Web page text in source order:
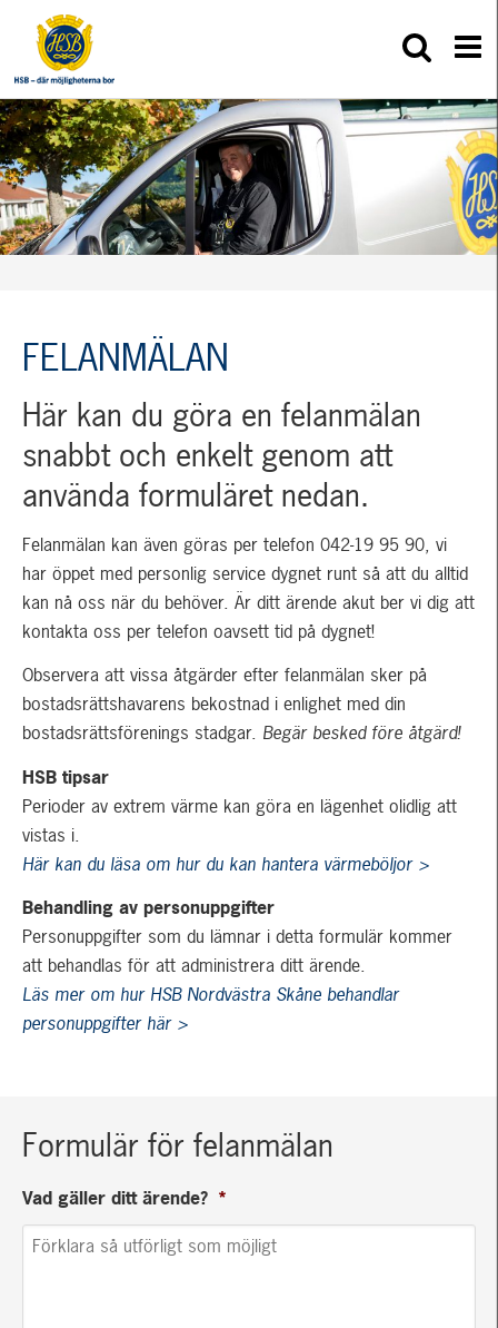
FELANMÄLAN
Här kan du göra en felanmälan
snabbt och enkelt genom att
använda formuläret nedan.
Felanmälan kan även göras per telefon 042-19 95 90, vi
har öppet med personlig service dygnet runt så att du alltid
kan nå oss när du behöver. Är ditt ärende akut ber vi dig att
kontakta oss per telefon oavsett tid på dygnet!
Observera att vissa åtgärder efter felanmälan sker på
bostadsrättshavarens bekostnad i enlighet med din
bostadsrättsförenings stadgar. Begär besked före åtgärd!
HSB tipsar
Perioder av extrem värme kan göra en lägenhet olidlig att
vistas i.
Här kan du läsa om hur du kan hantera värmeböljor >
Behandling av personuppgifter
Personuppgifter som du lämnar i detta formulär kommer
att behandlas för att administrera ditt ärende.
Läs mer om hur HSB Nordvästra Skåne behandlar
personuppgifter här >
Formulär för felanmälan
Vad gäller ditt ärende? *